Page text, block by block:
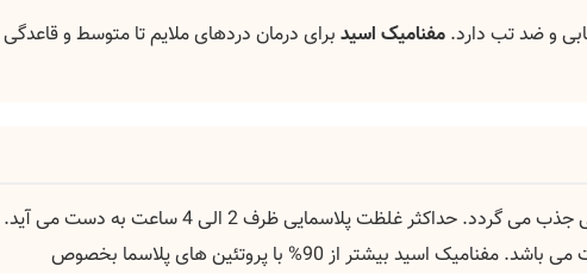
و ضد تب دارد. مفنامیک اسید برای درمان دردهای ملایم تا متوسط و قاعدگی
حداکثر غلظت پلاسمایی ظرف 2 الی 4 ساعت به دست می آید.
نیمه عمر حذفی مفنامیک اسید حدود دو ساعت می باشد. مفنامیک اسید بیشتر از 90% با پروتئین های پلاسما بخصوص